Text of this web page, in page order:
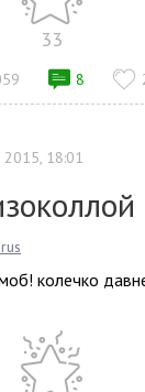
33
8
2015, 18:01
колечко